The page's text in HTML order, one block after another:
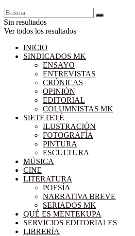
Sin resultados
Ver todos los resultados
INICIO
SINDICADOS MK
ENSAYO
ENTREVISTAS
CRÓNICAS
OPINIÓN
EDITORIAL
COLUMNISTAS MK
SIETETETÉ
ILUSTRACIÓN
FOTOGRAFÍA
PINTURA
ESCULTURA
MÚSICA
CINE
LITERATURA
POESÍA
NARRATIVA BREVE
SERIADOS MK
QUÉ ES MENTEKUPA
SERVICIOS EDITORIALES
LIBRERÍA